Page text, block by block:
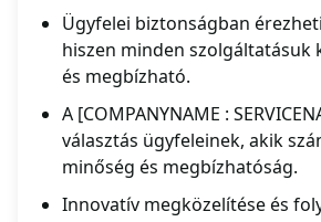
Ügyfelei biztonságban
hiszen minden szolgáltatásuk
és megbízható.
A [COMPANYNAME :
választás ügyfeleinek, akik
minőség és megbízhatóság.
Innovatív megközelítése és